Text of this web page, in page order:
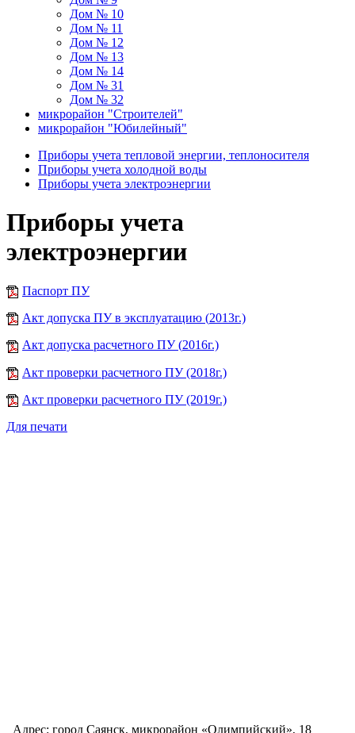
Дом № 10
Дом № 11
Дом № 12
Дом № 13
Дом № 14
Дом № 31
Дом № 32
микрорайон "Строителей"
микрорайон "Юбилейный"
Приборы учета тепловой энергии, теплоносителя
Приборы учета холодной воды
Приборы учета электроэнергии
Приборы учета
электроэнергии
Паспорт ПУ
Акт допуска ПУ в эксплуатацию (2013г.)
Акт допуска расчетного ПУ (2016г.)
Акт проверки расчетного ПУ (2018г.)
Акт проверки расчетного ПУ (2019г.)
Для печати
Адрес: город Саянск, микрорайон «Олимпийский», 18